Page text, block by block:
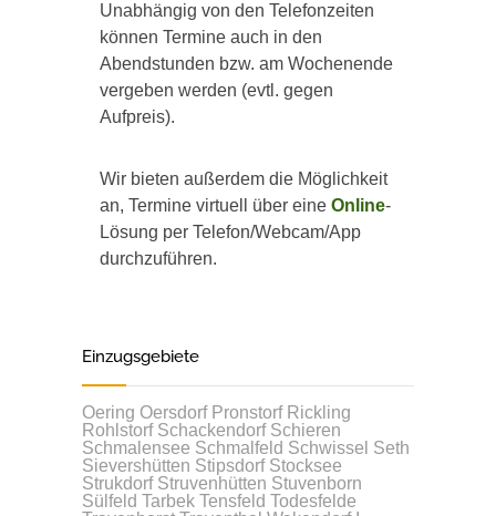
Unabhängig von den Telefonzeiten
können Termine auch in den
Abendstunden bzw. am Wochenende
vergeben werden (evtl. gegen
Aufpreis).
Wir bieten außerdem die Möglichkeit
an, Termine virtuell über eine Online-
Lösung per Telefon/Webcam/App
durchzuführen.
Einzugsgebiete
Oering Oersdorf Pronstorf Rickling
Rohlstorf Schackendorf Schieren
Schmalensee Schmalfeld Schwissel Seth
Sievershütten Stipsdorf Stocksee
Strukdorf Struvenhütten Stuvenborn
Sülfeld Tarbek Tensfeld Todesfelde